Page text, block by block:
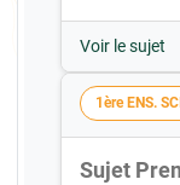
Voir le sujet
1ère ENS.
Sujet